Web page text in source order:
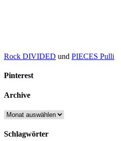
Rock DIVIDED und PIECES Pulli
Pinterest
Archive
Archive
Schlagwörter